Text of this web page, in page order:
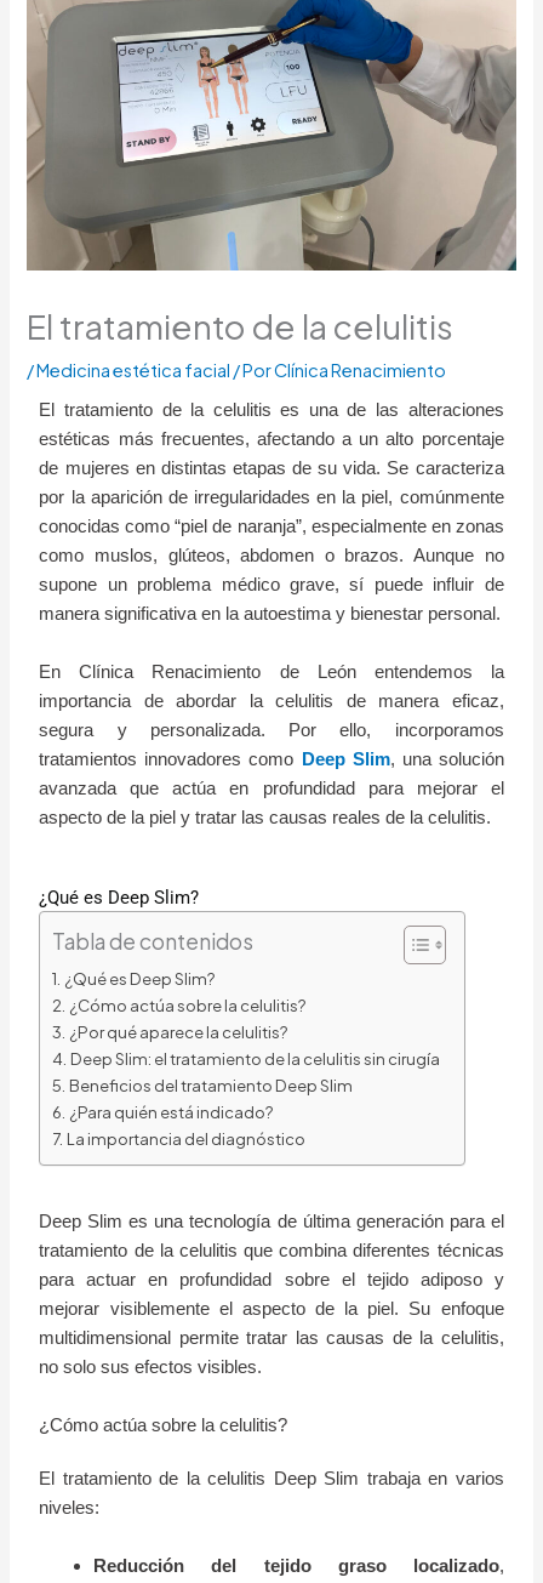
El tratamiento de la celulitis
/Medicina estética facial / PorClínica Renacimiento
El tratamiento de la celulitis es una de las alteraciones
estéticas más frecuentes, afectando a un alto porcentaje
de mujeres en distintas etapas de su vida. Se caracteriza
por la aparición de irregularidades en la piel, comúnmente
conocidas como “piel de naranja”, especialmente en zonas
como muslos, glúteos, abdomen o brazos. Aunque no
supone un problema médico grave, sí puede influir de
manera significativa en la autoestima y bienestar personal.
En Clínica Renacimiento de León entendemos la
importancia de abordar la celulitis de manera eficaz,
segura y personalizada. Por ello, incorporamos
tratamientos innovadores como Deep Slim, una solución
avanzada que actúa en profundidad para mejorar el
aspecto de la piel y tratar las causas reales de la celulitis.
¿Qué es Deep Slim?
Tabla de contenidos
¿Qué es Deep Slim?
¿Cómo actúa sobre la celulitis?
¿Por qué aparece la celulitis?
Deep Slim: el tratamiento de la celulitis sin cirugía
Beneficios del tratamiento Deep Slim
¿Para quién está indicado?
La importancia del diagnóstico
Deep Slim es una tecnología de última generación para el
tratamiento de la celulitis que combina diferentes técnicas
para actuar en profundidad sobre el tejido adiposo y
mejorar visiblemente el aspecto de la piel. Su enfoque
multidimensional permite tratar las causas de la celulitis,
no solo sus efectos visibles.
¿Cómo actúa sobre la celulitis?
El tratamiento de la celulitis Deep Slim trabaja en varios
niveles:
Reducción del tejido graso localizado,